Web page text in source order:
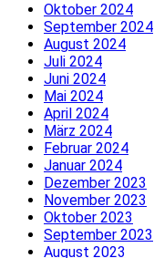
Oktober 2024
September 2024
August 2024
Juli 2024
Juni 2024
Mai 2024
April 2024
März 2024
Februar 2024
Januar 2024
Dezember 2023
November 2023
Oktober 2023
September 2023
August 2023